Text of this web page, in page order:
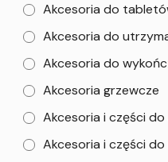
Akcesoria do
Akcesoria do
Akcesoria do
Akcesoria grzewcze
Akcesoria i części do
Akcesoria i części